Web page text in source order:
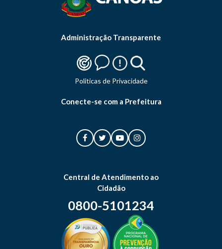
Administração Transparente
Politicas de Privacidade
Conecte-se com a Prefeitura
Central de Atendimento ao
Cidadão
0800-5101234